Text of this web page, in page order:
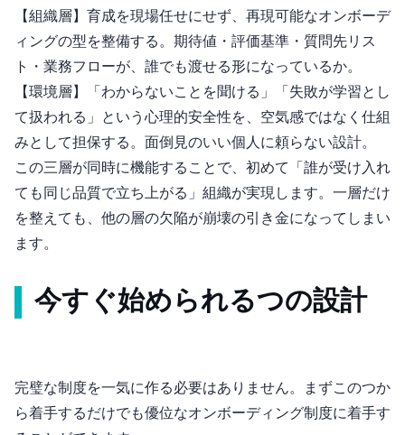
【組織層】育成を現場任せにせず、再現可能なオンボーデ
ィングの型を整備する。期待値・評価基準・質問先リス
ト・業務フローが、誰でも渡せる形になっているか。
【環境層】「わからないことを聞ける」「失敗が学習とし
て扱われる」という心理的安全性を、空気感ではなく仕組
みとして担保する。面倒見のいい個人に頼らない設計。
この三層が同時に機能することで、初めて「誰が受け入れ
ても同じ品質で立ち上がる」組織が実現します。一層だけ
を整えても、他の層の欠陥が崩壊の引き金になってしまい
ます。
今すぐ始められる3つの設計
完璧な制度を一気に作る必要はありません。まずこの3つか
ら着手するだけでも優位なオンボーディング制度に着手す